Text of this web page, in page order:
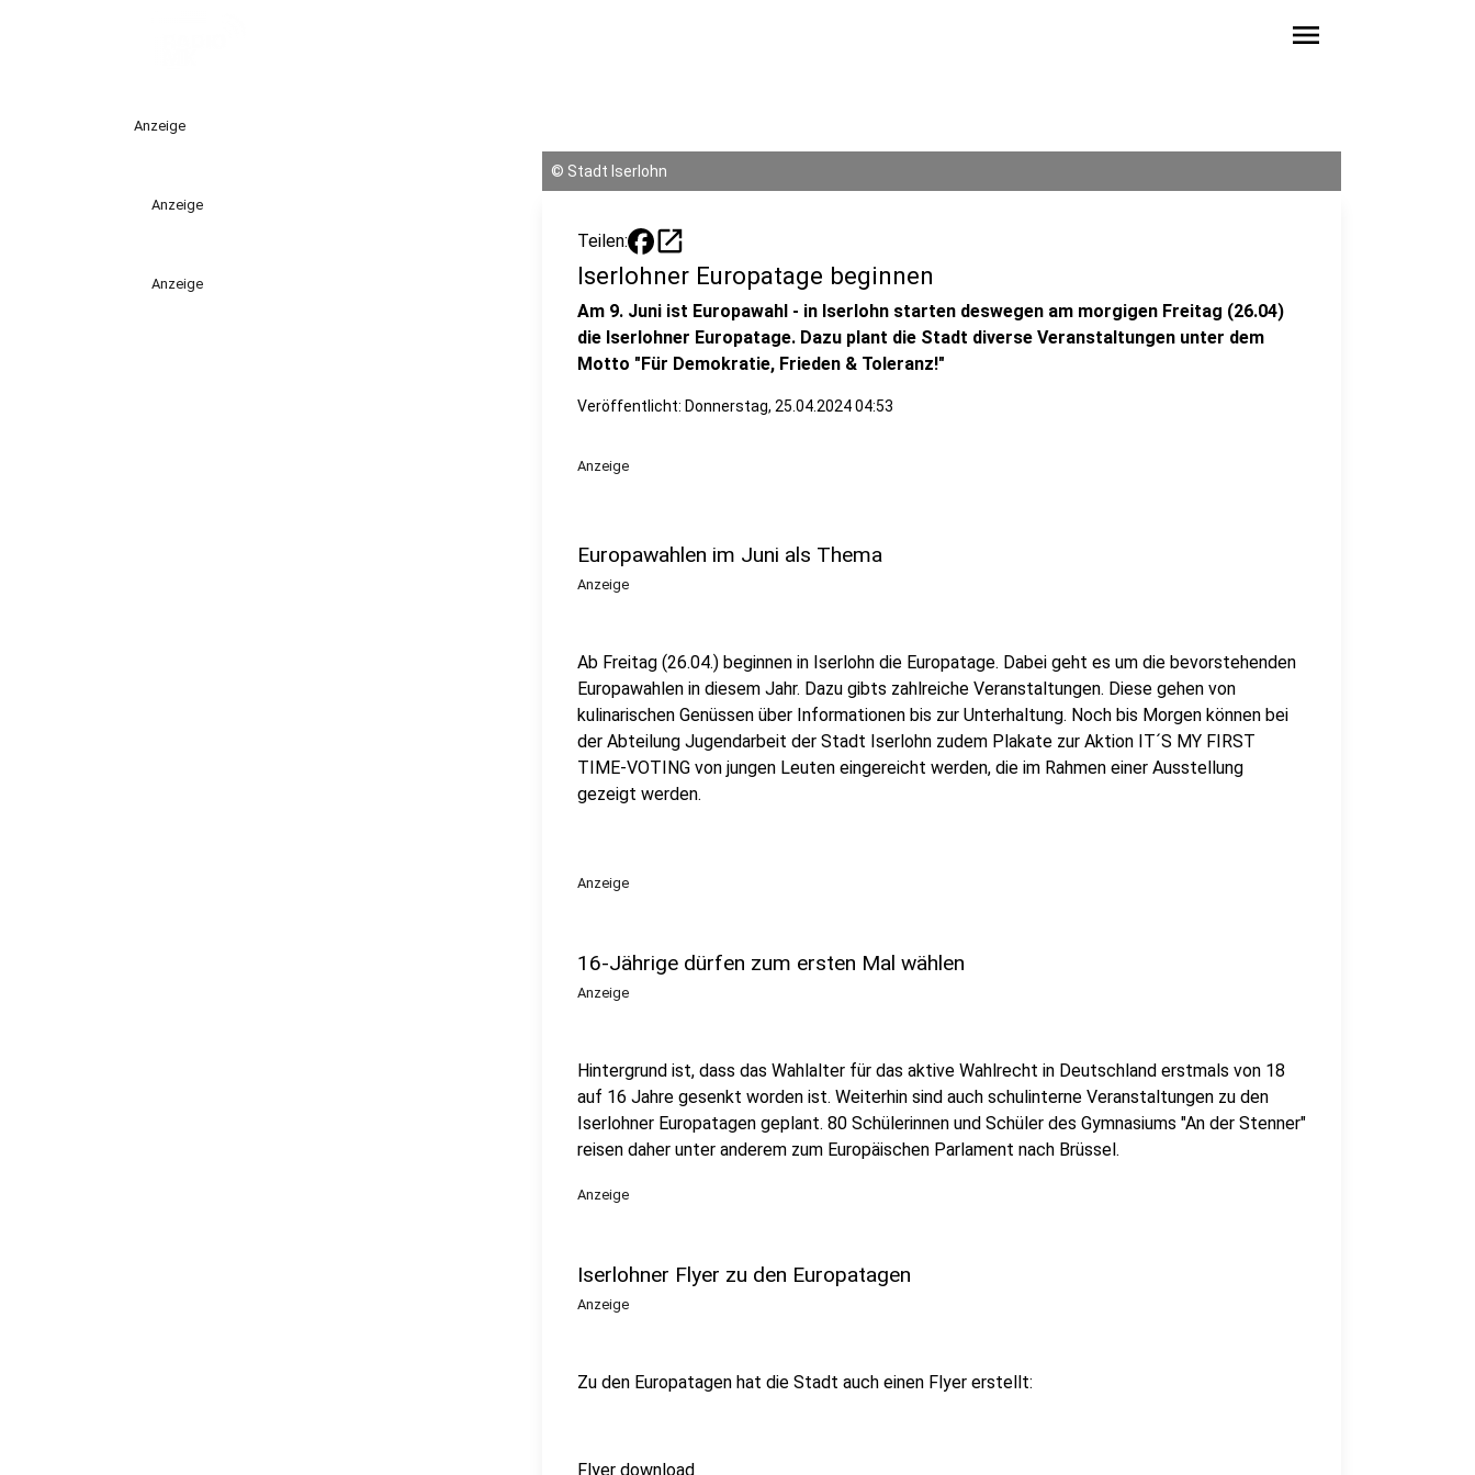
menu
Anzeige
Anzeige
Anzeige
© Stadt Iserlohn
Teilen: open_in_new
Iserlohner Europatage beginnen
Am 9. Juni ist Europawahl - in Iserlohn starten deswegen am morgigen Freitag (26.04)
die Iserlohner Europatage. Dazu plant die Stadt diverse Veranstaltungen unter dem
Motto "Für Demokratie, Frieden & Toleranz!"
Veröffentlicht: Donnerstag, 25.04.2024 04:53
Anzeige
Europawahlen im Juni als Thema
Anzeige
Ab Freitag (26.04.) beginnen in Iserlohn die Europatage. Dabei geht es um die bevorstehenden
Europawahlen in diesem Jahr. Dazu gibts zahlreiche Veranstaltungen. Diese gehen von
kulinarischen Genüssen über Informationen bis zur Unterhaltung. Noch bis Morgen können bei
der Abteilung Jugendarbeit der Stadt Iserlohn zudem Plakate zur Aktion IT´S MY FIRST
TIME-VOTING von jungen Leuten eingereicht werden, die im Rahmen einer Ausstellung
gezeigt werden.
Anzeige
16-Jährige dürfen zum ersten Mal wählen
Anzeige
Hintergrund ist, dass das Wahlalter für das aktive Wahlrecht in Deutschland erstmals von 18
auf 16 Jahre gesenkt worden ist. Weiterhin sind auch schulinterne Veranstaltungen zu den
Iserlohner Europatagen geplant. 80 Schülerinnen und Schüler des Gymnasiums "An der Stenner"
reisen daher unter anderem zum Europäischen Parlament nach Brüssel.
Anzeige
Iserlohner Flyer zu den Europatagen
Anzeige
Zu den Europatagen hat die Stadt auch einen Flyer erstellt:
Flyer download